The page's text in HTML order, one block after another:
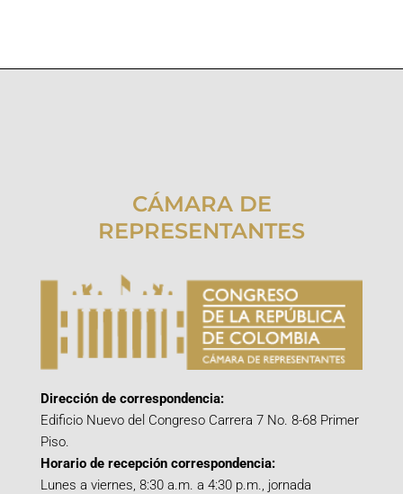
CÁMARA DE
REPRESENTANTES
Dirección de correspondencia:
Edificio Nuevo del Congreso Carrera 7 No. 8-68 Primer
Piso.
Horario de recepción correspondencia:
Lunes a viernes, 8:30 a.m. a 4:30 p.m., jornada